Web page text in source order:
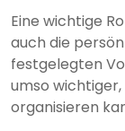
Eine wichtige
auch die
festgelegten
umso
organisieren